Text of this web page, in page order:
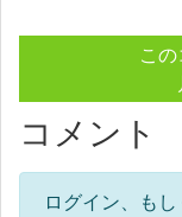
こ
コメント
ログイン、も